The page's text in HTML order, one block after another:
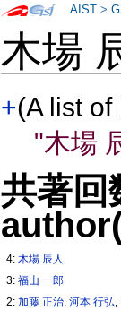
木場
+(A list
"木場
共著
4:木場 辰人
3:福山 一郎
2:加藤 正治,河本 行弘,
AIST >